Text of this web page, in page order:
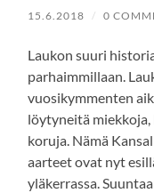
15.6.2018 / 0
Laukon suuri
parhaimmillaan.
vuosikymmenten
löytyneitä miekkoja,
koruja. Nämä
aarteet ovat nyt
yläkerrassa.